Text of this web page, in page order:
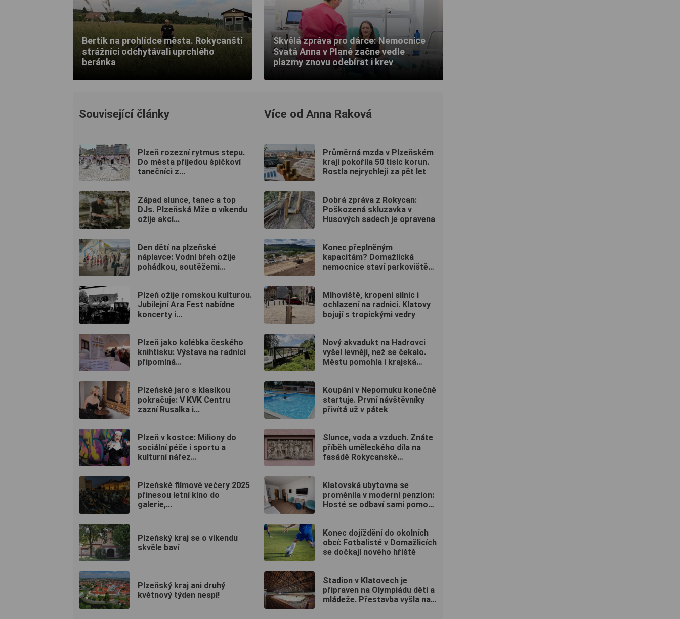
Bertík na prohlídce města. Rokycanští
strážníci odchytávali uprchlého
beránka
Skvělá zpráva pro dárce: Nemocnice
Svatá Anna v Plané začne vedle
plazmy znovu odebírat i krev
Související články
Plzeň rozezní rytmus stepu.
Do města přijedou špičkoví
tanečníci z...
Západ slunce, tanec a top
DJs. Plzeňská Mže o víkendu
ožije akcí...
Den dětí na plzeňské
náplavce: Vodní břeh ožije
pohádkou, soutěžemi...
Plzeň ožije romskou kulturou.
Jubilejní Ara Fest nabídne
koncerty i...
Plzeň jako kolébka českého
knihtisku: Výstava na radnici
připomíná...
Plzeňské jaro s klasikou
pokračuje: V KVK Centru
zazní Rusalka i...
Plzeň v kostce: Miliony do
sociální péče i sportu a
kulturní nářez...
Plzeňské filmové večery 2025
přinesou letní kino do
galerie,...
Plzeňský kraj se o víkendu
skvěle baví
Plzeňský kraj ani druhý
květnový týden nespí!
Více od Anna Raková
Průměrná mzda v Plzeňském
kraji pokořila 50 tisíc korun.
Rostla nejrychleji za pět let
Dobrá zpráva z Rokycan:
Poškozená skluzavka v
Husových sadech je opravena
Konec přeplněným
kapacitám? Domažlická
nemocnice staví parkoviště
Mlhoviště, kropení silnic i
ochlazení na radnici. Klatovy
bojují s tropickými vedry
Nový akvadukt na Hadrovci
vyšel levněji, než se čekalo.
Městu pomohla i krajská
Koupání v Nepomuku konečně
startuje. První návštěvníky
přivítá už v pátek
Slunce, voda a vzduch. Znáte
příběh uměleckého díla na
fasádě Rokycanské
Klatovská ubytovna se
proměnila v moderní penzion:
Hosté se odbaví sami pomocí
Konec dojíždění do okolních
obcí: Fotbalisté v Domažlicích
se dočkají nového hřiště
Stadion v Klatovech je
připraven na Olympiádu dětí a
mládeže. Přestavba vyšla na